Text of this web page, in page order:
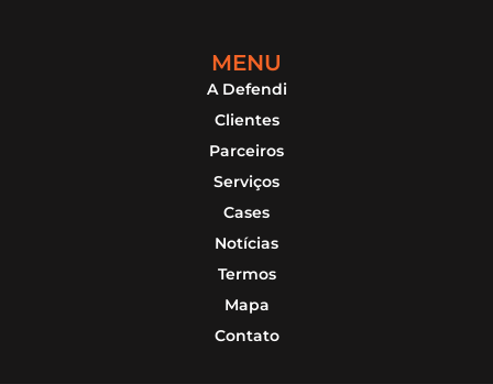
MENU
A Defendi
Clientes
Parceiros
Serviços
Cases
Notícias
Termos
Mapa
Contato